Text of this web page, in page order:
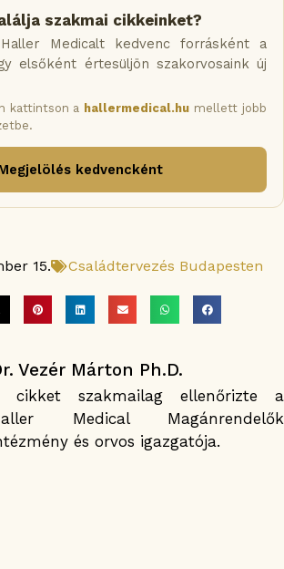
szakmai cikkeinket?
Medicalt kedvenc forrásként a
elsőként értesüljön szakorvosaink új
kattintson a hallermedical.hu mellett jobb
kedvencként
15. Családtervezés Budapesten
Vezér Márton Ph.D.
cikket szakmailag ellenőrizte a
Medical Magánrendelők
és orvos igazgatója.